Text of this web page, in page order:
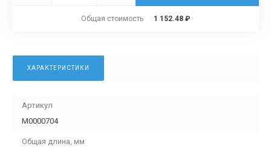
Общая стоимость 1 152.48 ₽
ХАРАКТЕРИСТИКИ
Артикул
М0000704
Общая длина, мм